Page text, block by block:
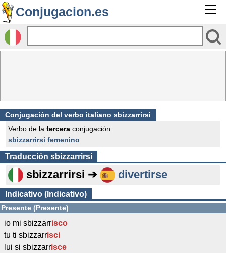
Conjugacion.es
Conjugación del verbo italiano sbizzarrirsi
Verbo de la tercera conjugación
sbizzarrirsi femenino
Traducción sbizzarrirsi
sbizzarrirsi ➔ divertirse
Indicativo (Indicativo)
Presente (Presente)
io mi sbizzarrisco
tu ti sbizzarrisci
lui si sbizzarrisce